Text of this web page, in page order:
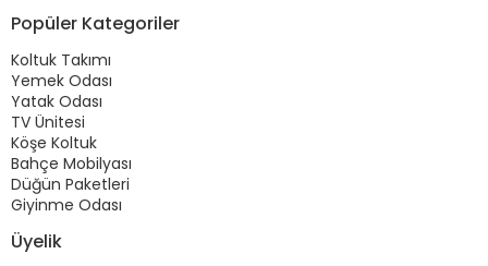
Popüler Kategoriler
Koltuk Takımı
Yemek Odası
Yatak Odası
TV Ünitesi
Köşe Koltuk
Bahçe Mobilyası
Düğün Paketleri
Giyinme Odası
Üyelik